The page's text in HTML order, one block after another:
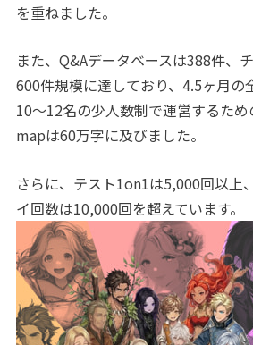
を重ねました。
また、Q&Aデータベースは388件、
600件規模に達しており、4.5ヶ月の
10〜12名の少人数制で運営するた
mapは60万字に及びました。
さらに、テスト1on1は5,000回以上
イ回数は10,000回を超えています。